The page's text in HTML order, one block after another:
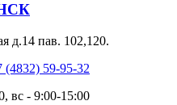
д.14 пав. 102,120.
(4832) 59-95-32
вс - 9:00-15:00